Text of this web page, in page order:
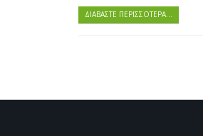
ΔΙΑΒΆΣΤΕ ΠΕΡΙΣΣΌΤΕΡΑ…